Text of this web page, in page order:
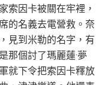
索因卡被關在牢裡，
的名義去電營救。奈
見到米勒的名字，有
那個討了瑪麗蓮·夢
就下令把索因卡釋放